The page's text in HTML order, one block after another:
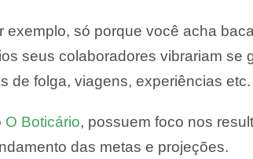
exemplo, só porque você acha
seus colaboradores vibrariam se
de folga, viagens, experiências etc.
O Boticário, possuem foco nos
das metas e projeções.